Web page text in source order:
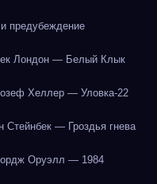
предубеждение
Лондон — Белый Клык
Хеллер — Уловка-22
Стейнбек — Гроздья гнева
Оруэлл — 1984